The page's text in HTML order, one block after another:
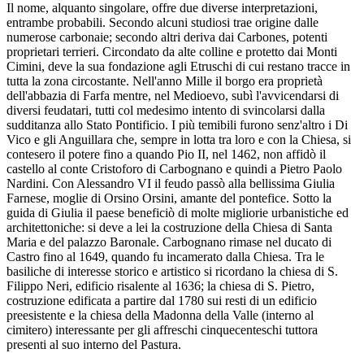
Il nome, alquanto singolare, offre due diverse interpretazioni,
entrambe probabili. Secondo alcuni studiosi trae origine dalle
numerose carbonaie; secondo altri deriva dai Carbones, potenti
proprietari terrieri. Circondato da alte colline e protetto dai Monti
Cimini, deve la sua fondazione agli Etruschi di cui restano tracce in
tutta la zona circostante. Nell'anno Mille il borgo era proprietà
dell'abbazia di Farfa mentre, nel Medioevo, subì l'avvicendarsi di
diversi feudatari, tutti col medesimo intento di svincolarsi dalla
sudditanza allo Stato Pontificio. I più temibili furono senz'altro i Di
Vico e gli Anguillara che, sempre in lotta tra loro e con la Chiesa, si
contesero il potere fino a quando Pio II, nel 1462, non affidò il
castello al conte Cristoforo di Carbognano e quindi a Pietro Paolo
Nardini. Con Alessandro VI il feudo passò alla bellissima Giulia
Farnese, moglie di Orsino Orsini, amante del pontefice. Sotto la
guida di Giulia il paese beneficiò di molte migliorie urbanistiche ed
architettoniche: si deve a lei la costruzione della Chiesa di Santa
Maria e del palazzo Baronale. Carbognano rimase nel ducato di
Castro fino al 1649, quando fu incamerato dalla Chiesa. Tra le
basiliche di interesse storico e artistico si ricordano la chiesa di S.
Filippo Neri, edificio risalente al 1636; la chiesa di S. Pietro,
costruzione edificata a partire dal 1780 sui resti di un edificio
preesistente e la chiesa della Madonna della Valle (interno al
cimitero) interessante per gli affreschi cinquecenteschi tuttora
presenti al suo interno del Pastura.